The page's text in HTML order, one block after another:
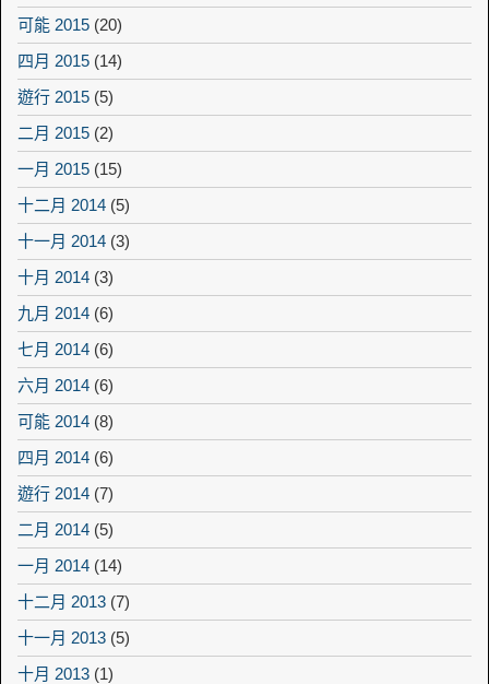
可能 2015 (20)
四月 2015 (14)
遊行 2015 (5)
二月 2015 (2)
一月 2015 (15)
十二月 2014 (5)
十一月 2014 (3)
十月 2014 (3)
九月 2014 (6)
七月 2014 (6)
六月 2014 (6)
可能 2014 (8)
四月 2014 (6)
遊行 2014 (7)
二月 2014 (5)
一月 2014 (14)
十二月 2013 (7)
十一月 2013 (5)
十月 2013 (1)